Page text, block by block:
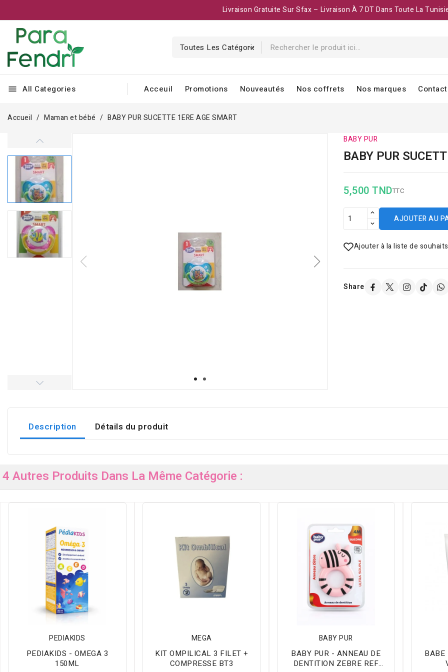
Livraison Gratuite Sur Sfax – Livraison À 7 DT Dans Toute La
menu All Categories Acceuil Promotions Nouveautés Nos coffrets Nos marques
Accueil Maman et bébé BABY PUR SUCETTE 1ERE AGE SMART
BABY PUR
BABY PUR
5,500 TNDTTC
AJOUTER AU
Ajouter à la liste de souhaits
Share
Description Détails du produit
4 Autres Produits Dans La Même Catégorie :
PEDIAKIDS
PEDIAKIDS - OMEGA 3
150ML
MEGA
KIT OMPILICAL 3 FILET +
COMPRESSE BT3
BABY PUR
BABY PUR - ANNEAU DE
DENTITION ZEBRE REF
BABE